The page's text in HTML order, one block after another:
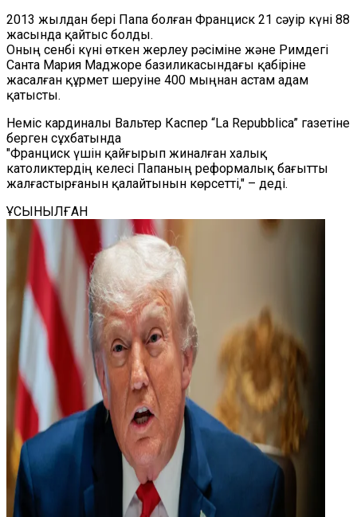
2013 жылдан бері Папа болған Франциск 21 сәуір күні 88
жасында қайтыс болды.
Оның сенбі күні өткен жерлеу рәсіміне және Римдегі
Санта Мария Маджоре базиликасындағы қабіріне
жасалған құрмет шеруіне 400 мыңнан астам адам
қатысты.
Неміс кардиналы Вальтер Каспер “La Repubblica” газетіне
берген сұхбатында
"Франциск үшін қайғырып жиналған халық
католиктердің келесі Папаның реформалық бағытты
жалғастырғанын қалайтынын көрсетті," – деді.
ҰСЫНЫЛҒАН